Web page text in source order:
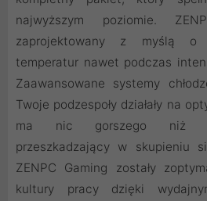
najwyższym poziomie.
zaprojektowany z myślą o
temperatur nawet podczas
Zaawansowane systemy
Twoje podzespoły działały na
ma nic gorszego niż
przeszkadzający w skupieniu
ZENPC Gaming zostały
kultury pracy dzięki